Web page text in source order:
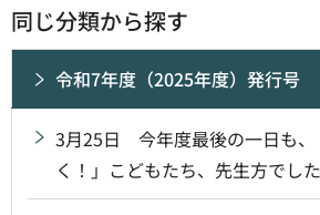
同じ分類から探す
令和7年度（2025年度）発行号
3月25日 今年度最後の一日も、
く！」こどもたち、先生方でした